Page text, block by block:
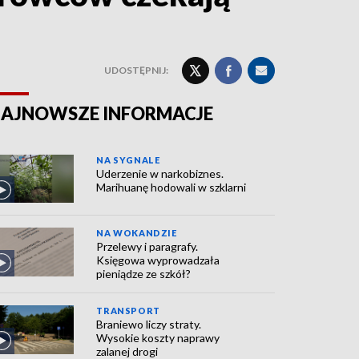
UDOSTĘPNIJ:
INFORMACJE
NA SYGNALE
Uderzenie w narkobiznes.
Marihuanę hodowali w szklarni
NA WOKANDZIE
Przelewy i paragrafy.
Księgowa wyprowadzała
pieniądze ze szkół?
TRANSPORT
Braniewo liczy straty.
Wysokie koszty naprawy
zalanej drogi